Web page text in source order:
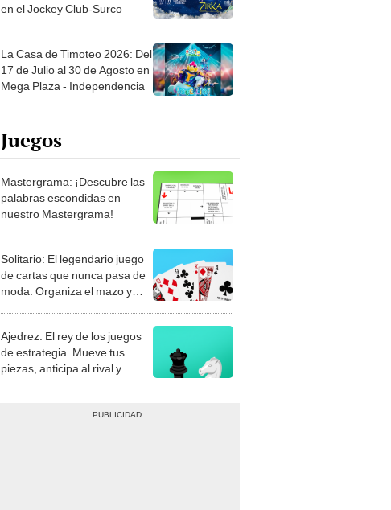
en el Jockey Club-Surco
La Casa de Timoteo 2026: Del
17 de Julio al 30 de Agosto en
Mega Plaza - Independencia
Juegos
Mastergrama: ¡Descubre las
palabras escondidas en
nuestro Mastergrama!
Solitario: El legendario juego
de cartas que nunca pasa de
moda. Organiza el mazo y
Ajedrez: El rey de los juegos
de estrategia. Mueve tus
piezas, anticipa al rival y